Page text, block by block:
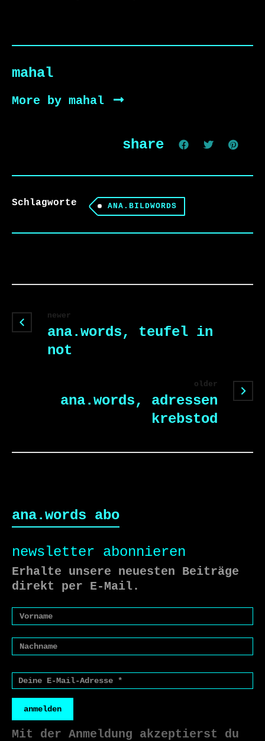
mahal
More by mahal
share
Schlagworte ANA.BILDWORDS
newer
ana.words, teufel in
not
older
ana.words, adressen
krebstod
ana.words abo
newsletter abonnieren
Erhalte unsere neuesten Beiträge
direkt per E-Mail.
anmelden
Mit der Anmeldung akzeptierst du